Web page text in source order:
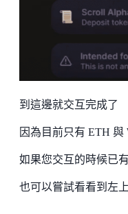
到這邊就交互完成了
因為目前只有 ETH 與
如果您交互的時候已
也可以嘗試看看到左